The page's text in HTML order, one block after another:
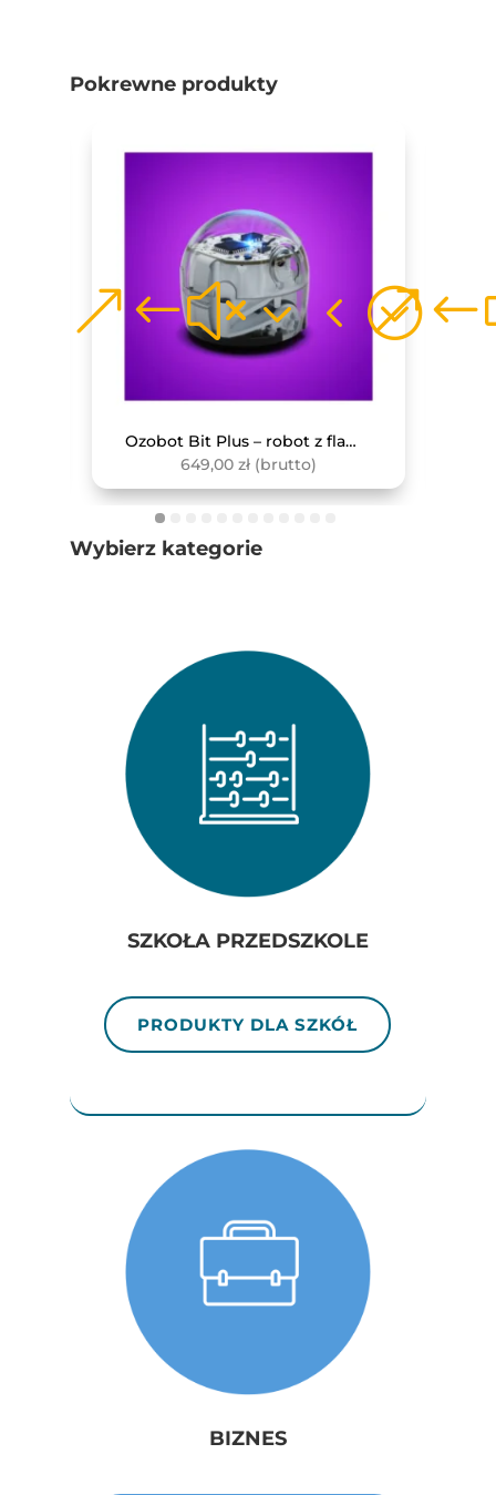
Pokrewne produkty
Ozobot Bit Plus – robot z flamastrami
649,00 zł (brutto)
Wybierz kategorie
SZKOŁA PRZEDSZKOLE
PRODUKTY DLA SZKÓŁ
BIZNES